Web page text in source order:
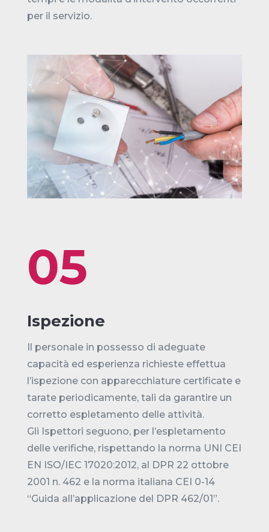
per il servizio.
05
Ispezione
Il personale in possesso di adeguate
capacità ed esperienza richieste effettua
l’ispezione con apparecchiature certificate e
tarate periodicamente, tali da garantire un
corretto espletamento delle attività.
Gli Ispettori seguono, per l’espletamento
delle verifiche, rispettando la norma UNI CEI
EN ISO/IEC 17020:2012, al DPR 22 ottobre
2001 n. 462 e la norma italiana CEI 0-14
“Guida all’applicazione del DPR 462/01”.